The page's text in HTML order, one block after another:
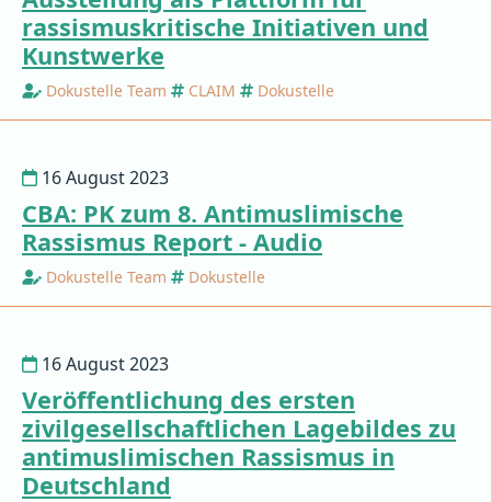
rassismuskritische Initiativen und
Kunstwerke
Dokustelle Team CLAIM Dokustelle
16 August 2023
CBA: PK zum 8. Antimuslimische
Rassismus Report - Audio
Dokustelle Team Dokustelle
16 August 2023
Veröffentlichung des ersten
zivilgesellschaftlichen Lagebildes zu
antimuslimischen Rassismus in
Deutschland